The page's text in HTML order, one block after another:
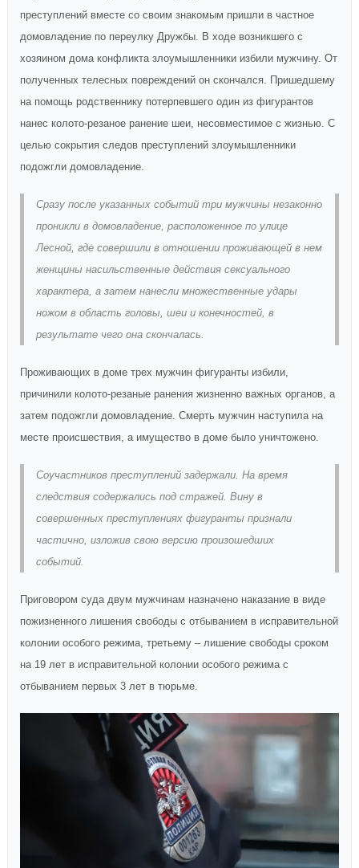
преступлений вместе со своим знакомым пришли в частное
домовладение по переулку Дружбы. В ходе возникшего с
хозяином дома конфликта злоумышленники избили мужчину. От
полученных телесных повреждений он скончался. Пришедшему
на помощь родственнику потерпевшего один из фигурантов
нанес колото-резаное ранение шеи, несовместимое с жизнью. С
целью сокрытия следов преступлений злоумышленники
подожгли домовладение.
Сразу после указанных событий три мужчины незаконно
проникли в домовладение, расположенное по улице
Лесной, где совершили в отношении проживающей в нем
женщины насильственные действия сексуального
характера, а затем нанесли множественные удары
ножом в область головы, шеи и конечностей, в
результате чего она скончалась.
Проживающих в доме трех мужчин фигуранты избили,
причинили колото-резаные ранения жизненно важных органов, а
затем подожгли домовладение. Смерть мужчин наступила на
месте происшествия, а имущество в доме было уничтожено.
Соучастников преступлений задержали. На время
следствия содержались под стражей. Вину в
совершенных преступлениях фигуранты признали
частично, изложив свою версию произошедших
событий.
Приговором суда двум мужчинам назначено наказание в виде
пожизненного лишения свободы с отбыванием в исправительной
колонии особого режима, третьему – лишение свободы сроком
на 19 лет в исправительной колонии особого режима с
отбыванием первых 3 лет в тюрьме.